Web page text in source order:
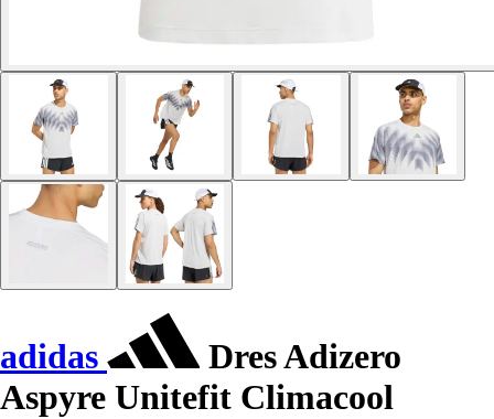
adidas
Dres Adizero
Aspyre Unitefit Climacool